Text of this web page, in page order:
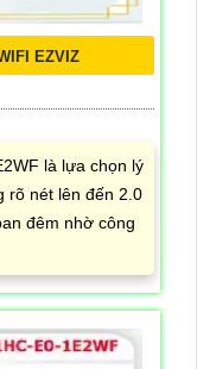
EZVIZ
là lựa chọn lý
rõ nét lên đến 2.0
đêm nhờ công